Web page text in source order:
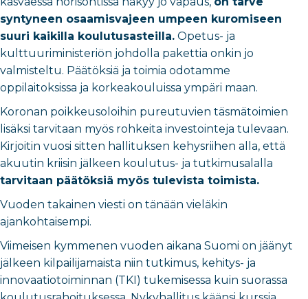
syntyneen osaamisvajeen umpeen kuromiseen
suuri kaikilla koulutusasteilla. Opetus- ja
kulttuuriministeriön johdolla pakettia onkin jo
valmisteltu. Päätöksiä ja toimia odotamme
oppilaitoksissa ja korkeakouluissa ympäri maan.
Koronan poikkeusoloihin pureutuvien täsmätoimien
lisäksi tarvitaan myös rohkeita investointeja tulevaan.
Kirjoitin vuosi sitten hallituksen kehysriihen alla, että
akuutin kriisin jälkeen koulutus- ja tutkimusalalla
tarvitaan päätöksiä myös tulevista toimista.
Vuoden takainen viesti on tänään vieläkin
ajankohtaisempi.
Viimeisen kymmenen vuoden aikana Suomi on jäänyt
jälkeen kilpailijamaista niin tutkimus, kehitys- ja
innovaatiotoiminnan (TKI) tukemisessa kuin suorassa